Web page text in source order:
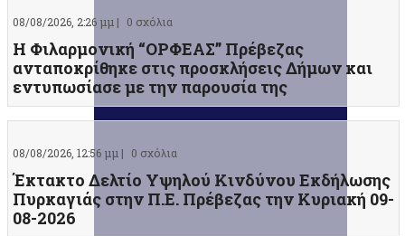
08/08/2026, 2:26 μμ | 0 σχόλια
Η Φιλαρμονική “ΟΡΦΕΑΣ” Πρέβεζας
ανταποκρίθηκε στις προσκλήσεις Δήμων και
εντυπωσίασε με την παρουσία της
08/08/2026, 12:56 μμ | 0 σχόλια
Έκτακτο Δελτίο Υψηλού Κινδύνου Εκδήλωσης
Πυρκαγιάς στην Π.Ε. Πρέβεζας την Κυριακή 09-
08-2026